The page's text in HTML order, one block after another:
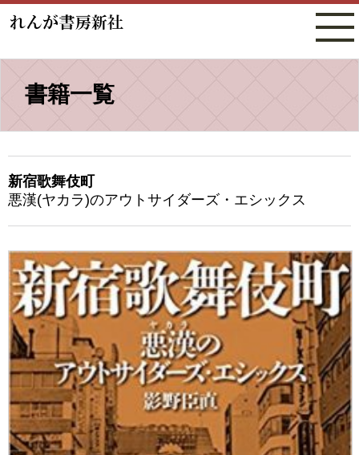
書籍一覧
新宿歌舞伎町
悪漢(ヤカラ)のアウトサイダーズ・エシックス